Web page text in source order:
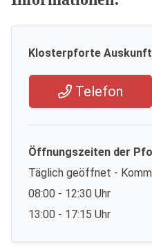
Klosterpforte
Telefon
Öffnungszeiten der
Täglich geöffnet -
08:00 - 12:30 Uhr
13:00 - 17:15 Uhr